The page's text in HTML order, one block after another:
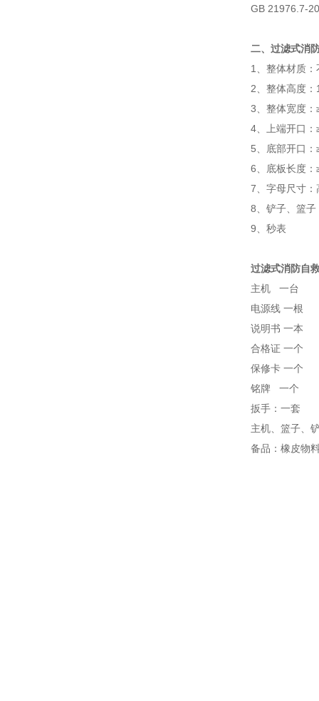
GB 21976.7-
二、过滤式消
1、整体材质：
2、整体高度：
3、整体宽度：
4、上端开口：
5、底部开口：
6、底板长度：
7、字母尺寸：
8、铲子、篮子
9、秒表
过滤式消防自
主机 一台
电源线 一根
说明书 一本
合格证 一个
保修卡 一个
铭牌 一个
扳手：一套
主机、篮子、
备品：橡皮物料